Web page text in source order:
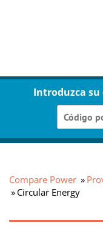
Introduzca su
Compare Power
Circular Energy